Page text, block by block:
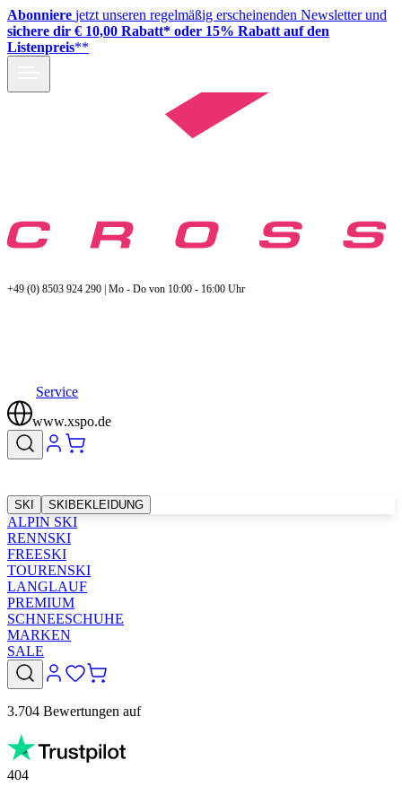
Abonniere jetzt unseren regelmäßig erscheinenden Newsletter und
sichere dir € 10,00 Rabatt* oder 15% Rabatt auf den
Listenpreis**
+49 (0) 8503 924 290 | Mo - Do von 10:00 - 16:00 Uhr
Service
www.xspo.de
SKI SKIBEKLEIDUNG
ALPIN SKI
RENNSKI
FREESKI
TOURENSKI
LANGLAUF
PREMIUM
SCHNEESCHUHE
MARKEN
SALE
3.704 Bewertungen auf
404